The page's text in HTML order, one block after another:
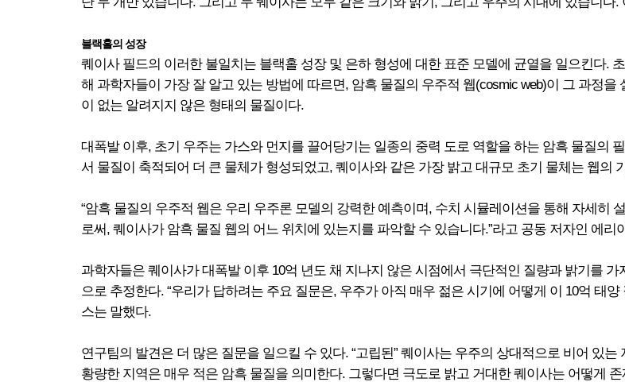
블랙홀의 성장
퀘이사 필드의 이러한 불일치는 블랙홀 성장 및 은하 형성에 대한 표준 모델에 균열을 일으킨다.
해 과학자들이 가장 잘 알고 있는 방법에 따르면, 암흑 물질의 우주적 웹(cosmic web)이 그 과정
이 없는 알려지지 않은 형태의 물질이다.
대폭발 이후, 초기 우주는 가스와 먼지를 끌어당기는 일종의 중력 도로 역할을 하는 암흑 물질의
서 물질이 축적되어 더 큰 물체가 형성되었고, 퀘이사와 같은 가장 밝고 대규모 초기 물체는 웹의
“암흑 물질의 우주적 웹은 우리 우주론 모델의 강력한 예측이며, 수치 시뮬레이션을 통해 자세히
로써, 퀘이사가 암흑 물질 웹의 어느 위치에 있는지를 파악할 수 있습니다.”라고 공동 저자인 에리
과학자들은 퀘이사가 대폭발 이후 10억 년도 채 지나지 않은 시점에서 극단적인 질량과 밝기를
으로 추정한다. “우리가 답하려는 주요 질문은, 우주가 아직 매우 젊은 시기에 어떻게 이 10억 태
스는 말했다.
연구팀의 발견은 더 많은 질문을 일으킬 수 있다. “고립된” 퀘이사는 우주의 상대적으로 비어 있
황량한 지역은 매우 적은 암흑 물질을 의미한다. 그렇다면 극도로 밝고 거대한 퀘이사는 어떻게